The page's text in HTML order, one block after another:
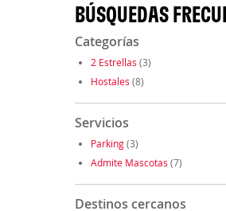
BÚSQUEDAS
Categorías
2 Estrellas (3)
Hostales (8)
Servicios
Parking(3)
Admite Mascotas (7)
Destinos cercanos